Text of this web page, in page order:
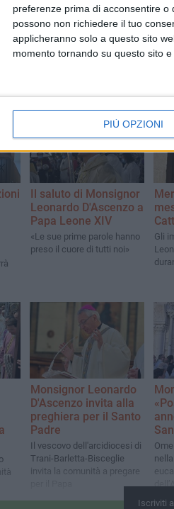
preferenze prima di acconsentire o
possono non richiedere il tuo
applicheranno solo a questo sito
momento tornando su questo sito
PIÙ OPZIONI
Il saluto di Monsignor
Leonardo D'Ascenzo a
Papa Leone XIV
«Le sue prime parole hanno
preso il cuore di tutti noi»
Gli
Monsignor Leonardo
D'Ascenzo invita alla
preghiera per il Santo
Padre
Il vescovo dell'arcidiocesi di
Trani-Barletta-Bisceglie
invita la comunità a pregare
Iscriviti